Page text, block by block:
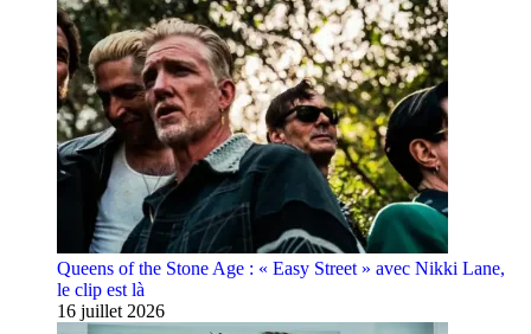
Queens of the Stone Age : « Easy Street » avec Nikki Lane,
le clip est là
16 juillet 2026